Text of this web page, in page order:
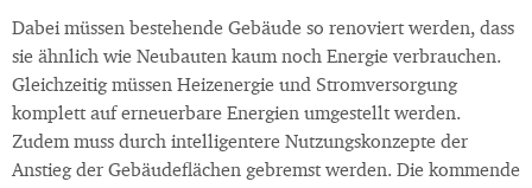
Dabei müssen bestehende Gebäude so renoviert werden, dass
sie ähnlich wie Neubauten kaum noch Energie verbrauchen.
Gleichzeitig müssen Heizenergie und Stromversorgung
komplett auf erneuerbare Energien umgestellt werden.
Zudem muss durch intelligentere Nutzungskonzepte der
Anstieg der Gebäudeflächen gebremst werden. Die kommende